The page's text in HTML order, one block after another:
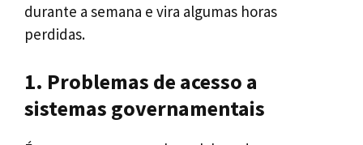
durante a semana e vira algumas horas
perdidas.
1. Problemas de acesso a
sistemas governamentais